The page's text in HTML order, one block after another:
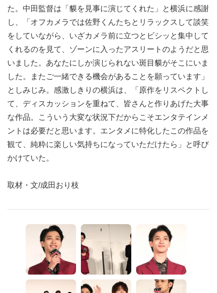
た。中田監督は「貘を見事に演じてくれた」と横浜に感謝
し、「オフカメラでは佐野くんたちとリラックスして談笑
をしていながら、いざカメラ前に立つとビシッと集中して
くれるのを見て、ゾーンに入ったアスリートのようだと思
いました。あなたにしか演じられない斑目貘がそこにいま
した。またご一緒できる機会があることを願っています」
としみじみ。感激しきりの横浜は、「原作をリスペクトし
て、ディスカッションを重ねて、皆さんと作りあげた大事
な作品。こういう大変な状況下だからこそエンタテインメ
ントは必要だと思います。エンタメに特化したこの作品を
観て、純粋に楽しい気持ちになっていただけたら」と呼び
かけていた。
取材・文/成田おり枝